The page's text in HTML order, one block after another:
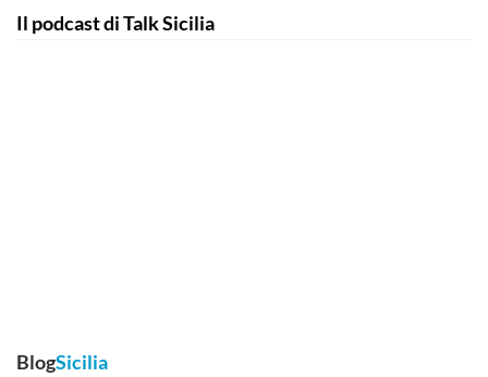
Il podcast di Talk Sicilia
BlogSicilia